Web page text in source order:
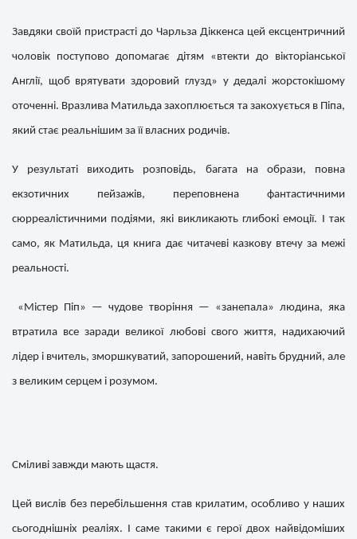
Завдяки своїй пристрасті до Чарльза Діккенса цей ексцентричний
чоловік поступово допомагає дітям «втекти до вікторіанської
Англії, щоб врятувати здоровий глузд» у дедалі жорстокішому
оточенні. Вразлива Матильда захоплюється та закохується в Піпа,
який стає реальнішим за її власних родичів.
У результаті виходить розповідь, багата на образи, повна
екзотичних пейзажів, переповнена фантастичними
сюрреалістичними подіями, які викликають глибокі емоції. І так
само, як Матильда, ця книга дає читачеві казкову втечу за межі
реальності.
«Містер Піп» — чудове творіння — «занепала» людина, яка
втратила все заради великої любові свого життя, надихаючий
лідер і вчитель, зморшкуватий, запорошений, навіть брудний, але
з великим серцем і розумом.
Сміливі завжди мають щастя.
Цей вислів без перебільшення став крилатим, особливо у наших
сьогоднішніх реаліях. І саме такими є герої двох найвідоміших